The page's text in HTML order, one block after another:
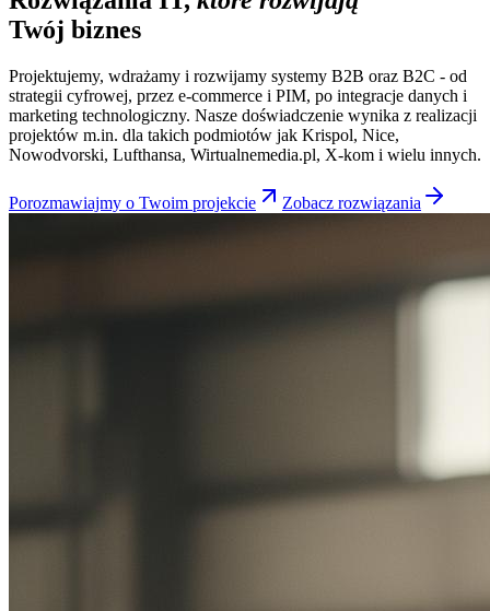
Twój biznes
Projektujemy, wdrażamy i rozwijamy systemy B2B oraz B2C - od
strategii cyfrowej, przez e-commerce i PIM, po integracje danych i
marketing technologiczny. Nasze doświadczenie wynika z realizacji
projektów m.in. dla takich podmiotów jak Krispol, Nice,
Nowodvorski, Lufthansa, Wirtualnemedia.pl, X-kom i wielu innych.
Porozmawiajmy o Twoim projekcie Zobacz rozwiązania